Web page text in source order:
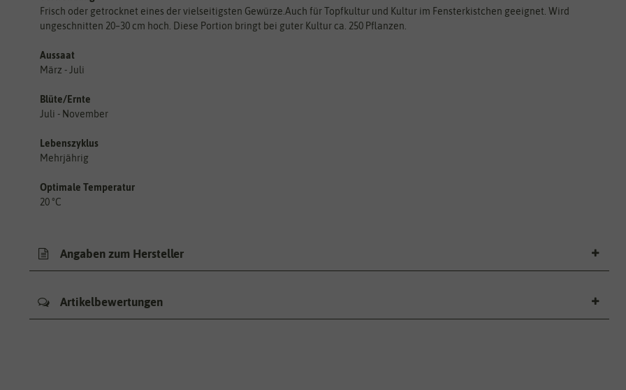
Frisch oder getrocknet eines der vielseitigsten Gewürze.Auch für Topfkultur und Kultur im Fensterkistchen geeignet. Wird
ungeschnitten 20–30 cm hoch. Diese Portion bringt bei guter Kultur ca. 250 Pflanzen.
Aussaat
März - Juli
Blüte/Ernte
Juli - November
Lebenszyklus
Mehrjährig
Optimale Temperatur
20 °C
Angaben zum Hersteller
Artikelbewertungen